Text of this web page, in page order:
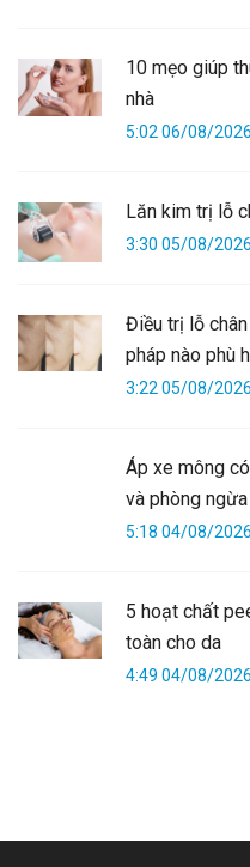
10 mẹo giúp
nhà
5:02 06/08/2026
Lăn kim trị lỗ
3:30 05/08/2026
Điều trị lỗ
pháp nào phù
3:22 05/08/2026
Áp xe mông
và phòng ngừa
5:18 04/08/2026
5 hoạt chất
toàn cho da
4:49 04/08/2026